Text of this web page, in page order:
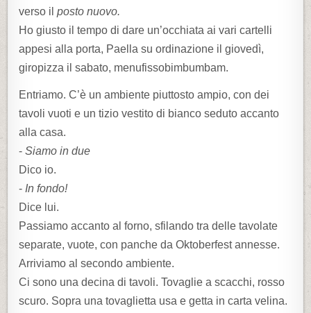
verso ilposto nuovo.
Ho giusto il tempo di dare un’occhiata ai vari cartelli
appesi alla porta, Paella su ordinazione il giovedì,
giropizza il sabato, menufissobimbumbam.
Entriamo. C’è un ambiente piuttosto ampio, con dei
tavoli vuoti e un tizio vestito di bianco seduto accanto
alla casa.
-Siamo in due
Dico io.
- In fondo!
Dice lui.
Passiamo accanto al forno, sfilando tra delle tavolate
separate, vuote, con panche da Oktoberfest annesse.
Arriviamo al secondo ambiente.
Ci sono una decina di tavoli. Tovaglie a scacchi, rosso
scuro. Sopra una tovaglietta usa e getta in carta velina.